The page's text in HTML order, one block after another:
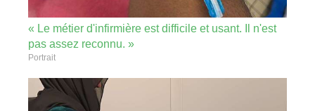
« Le métier d'infirmière est difficile et usant. Il n'est
pas assez reconnu. »
Portrait